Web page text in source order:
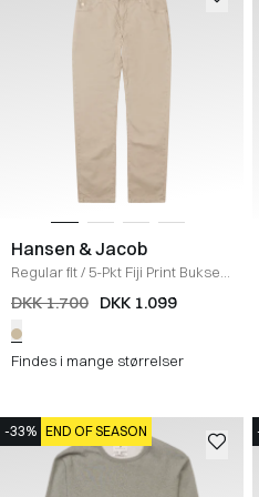
Hansen & Jacob
Regular fit/ 5-Pkt Fiji Print Bukser
/BEIGE
DKK 1.700 DKK 1.099
Findes i mange størrelser
-33% END OF SEASON